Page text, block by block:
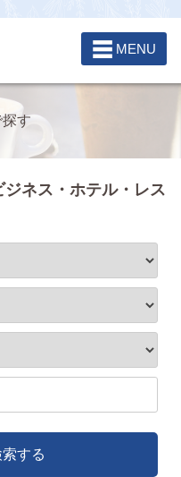
☰ MENU
す
ネス・ホテル・レス
する